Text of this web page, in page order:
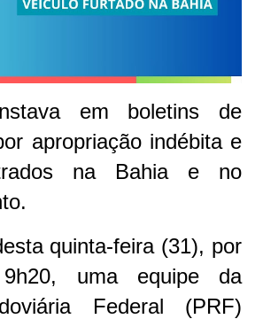
em boletins de
apropriação indébita e
na Bahia e no
quinta-feira (31), por
uma equipe da
Federal (PRF)